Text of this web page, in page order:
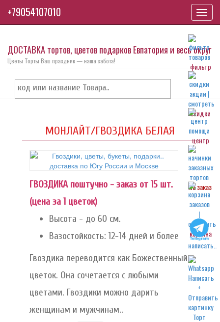
фильтр
скидки
центр
на заказ
корзина
написать..
ДОСТАВКА тортов, цветов подарков Евпатория и весь округ
Цветы Торты Ваш праздник — наша забота!
МОНЛАЙТ/ГВОЗДИКА БЕЛАЯ
ГВОЗДИКА поштучно - заказ от 15 шт.
(цена за 1 цветок)
Высота - до 60 см.
Вазостойкость: 12-14 дней и более
Гвоздика переводится как Божественный
цветок. Она сочетается с любыми
цветами. Гвоздики можно дарить
женщинам и мужчинам..
+79054107010